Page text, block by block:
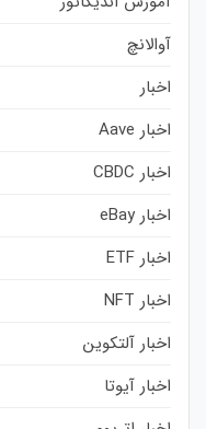
آوالانچ
اخبار
اخبار Aave
اخبار CBDC
اخبار eBay
اخبار ETF
اخبار NFT
اخبار آلتکوین
اخبار آیوتا